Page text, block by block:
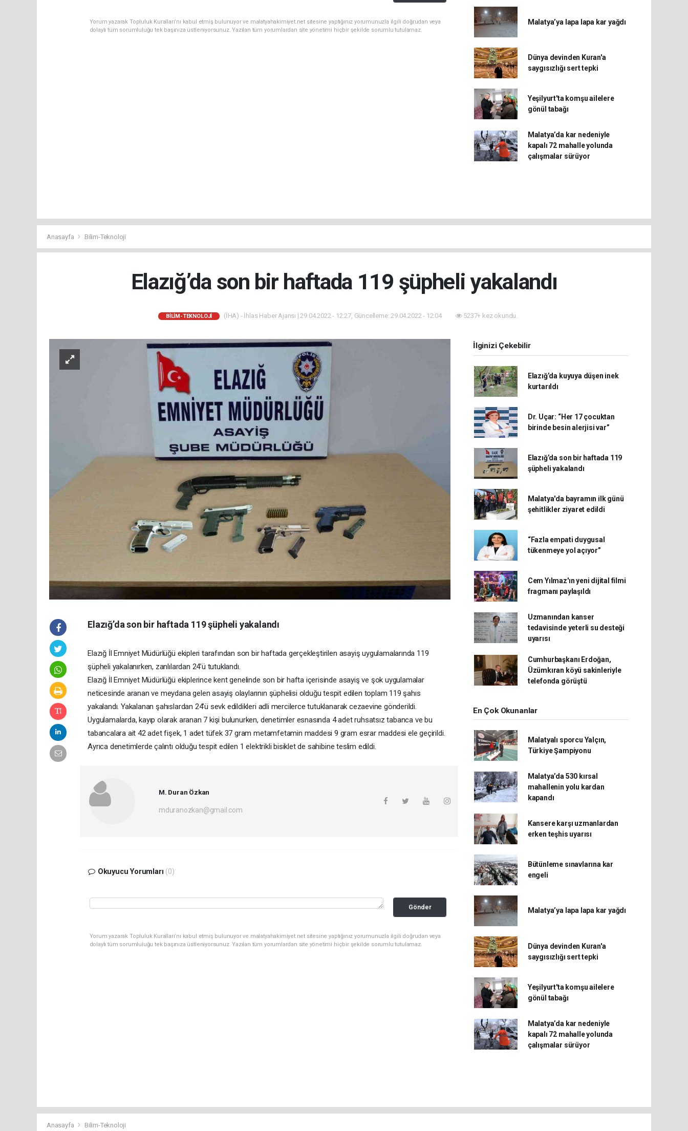
Yorum yazarak Topluluk Kuralları’nı kabul etmiş bulunuyor ve malatyahakimiyet.net sitesine yaptığınız yorumunuzla ilgili doğrudan veya
dolaylı tüm sorumluluğu tek başınıza üstleniyorsunuz. Yazılan tüm yorumlardan site yönetimi hiçbir şekilde sorumlu tutulamaz.
Malatya’ya lapa lapa kar yağdı
Dünya devinden Kuran'a
saygısızlığı sert tepki
Yeşilyurt'ta komşu ailelere
gönül tabağı
Malatya’da kar nedeniyle
kapalı 72 mahalle yolunda
çalışmalar sürüyor
Anasayfa Bilim-Teknoloji
Elazığ’da son bir haftada 119 şüpheli yakalandı
BILIM-TEKNOLOJI (İHA) - İhlas Haber Ajansı | 29.04.2022 - 12:27, Güncelleme: 29.04.2022 - 12:04 5237+ kez okundu.
Elazığ’da son bir haftada 119 şüpheli yakalandı
Elazığ İl Emniyet Müdürlüğü ekipleri tarafından son bir haftada gerçekleştirilen asayiş uygulamalarında 119
şüpheli yakalanırken, zanlılardan 24’ü tutuklandı.
Elazığ İl Emniyet Müdürlüğü ekiplerince kent genelinde son bir hafta içerisinde asayiş ve şok uygulamalar
neticesinde aranan ve meydana gelen asayiş olaylarının şüphelisi olduğu tespit edilen toplam 119 şahıs
yakalandı. Yakalanan şahıslardan 24’ü sevk edildikleri adli mercilerce tutuklanarak cezaevine gönderildi.
Uygulamalarda, kayıp olarak aranan 7 kişi bulunurken, denetimler esnasında 4 adet ruhsatsız tabanca ve bu
tabancalara ait 42 adet fişek, 1 adet tüfek 37 gram metamfetamin maddesi 9 gram esrar maddesi ele geçirildi.
Ayrıca denetimlerde çalıntı olduğu tespit edilen 1 elektrikli bisiklet de sahibine teslim edildi.
M. Duran Özkan
mduranozkan@gmail.com
Okuyucu Yorumları (0)
Gönder
Yorum yazarak Topluluk Kuralları’nı kabul etmiş bulunuyor ve malatyahakimiyet.net sitesine yaptığınız yorumunuzla ilgili doğrudan veya
dolaylı tüm sorumluluğu tek başınıza üstleniyorsunuz. Yazılan tüm yorumlardan site yönetimi hiçbir şekilde sorumlu tutulamaz.
İlginizi Çekebilir
Elazığ’da kuyuya düşen inek
kurtarıldı
Dr. Uçar: “Her 17 çocuktan
birinde besin alerjisi var”
Elazığ’da son bir haftada 119
şüpheli yakalandı
Malatya'da bayramın ilk günü
şehitlikler ziyaret edildi
“Fazla empati duygusal
tükenmeye yol açıyor”
Cem Yılmaz'ın yeni dijital filmi
fragmanı paylaşıldı
Uzmanından kanser
tedavisinde yeterli su desteği
uyarısı
Cumhurbaşkanı Erdoğan,
Üzümkıran köyü sakinleriyle
telefonda görüştü
En Çok Okunanlar
Malatyalı sporcu Yalçın,
Türkiye Şampiyonu
Malatya’da 530 kırsal
mahallenin yolu kardan
kapandı
Kansere karşı uzmanlardan
erken teşhis uyarısı
Bütünleme sınavlarına kar
engeli
Malatya’ya lapa lapa kar yağdı
Dünya devinden Kuran'a
saygısızlığı sert tepki
Yeşilyurt'ta komşu ailelere
gönül tabağı
Malatya’da kar nedeniyle
kapalı 72 mahalle yolunda
çalışmalar sürüyor
Anasayfa Bilim-Teknoloji